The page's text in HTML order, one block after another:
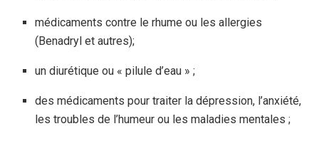
médicaments contre le rhume ou les allergies
(Benadryl et autres);
un diurétique ou « pilule d’eau » ;
des médicaments pour traiter la dépression, l’anxiété,
les troubles de l’humeur ou les maladies mentales ;